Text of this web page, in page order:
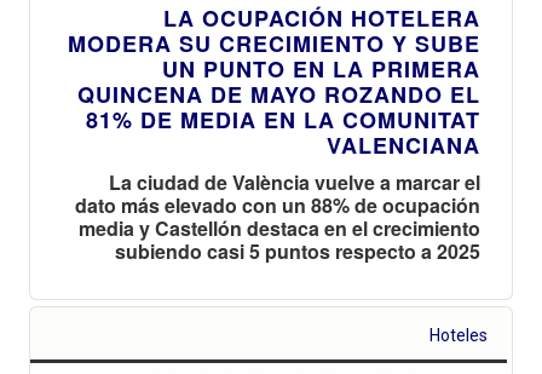
LA OCUPACIÓN HOTELERA
MODERA SU CRECIMIENTO Y SUBE
UN PUNTO EN LA PRIMERA
QUINCENA DE MAYO ROZANDO EL
81% DE MEDIA EN LA COMUNITAT
VALENCIANA
La ciudad de València vuelve a marcar el
dato más elevado con un 88% de ocupación
media y Castellón destaca en el crecimiento
subiendo casi 5 puntos respecto a 2025
Hoteles